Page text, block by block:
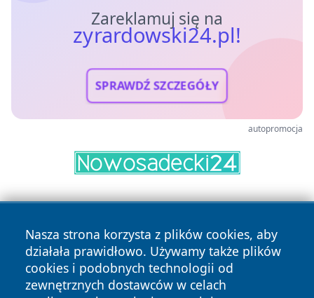
Zareklamuj się na
zyrardowski24.pl!
SPRAWDŹ SZCZEGÓŁY
autopromocja
Nasza strona korzysta z plików cookies, aby
działała prawidłowo. Używamy także plików
cookies i podobnych technologii od
zewnętrznych dostawców w celach
Copyright © 2026 zyrardowski24.pl Wszystkie prawa